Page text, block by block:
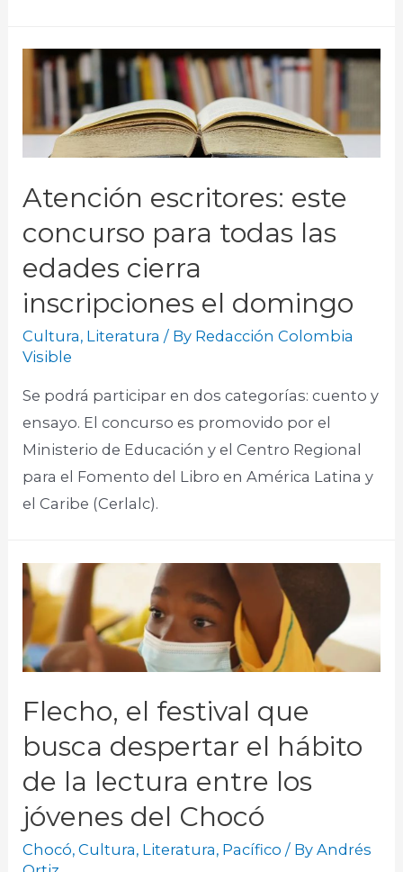
Atención escritores: este
concurso para todas las
edades cierra
inscripciones el domingo
Cultura, Literatura / By Redacción Colombia
Visible
Se podrá participar en dos categorías: cuento y
ensayo. El concurso es promovido por el
Ministerio de Educación y el Centro Regional
para el Fomento del Libro en América Latina y
el Caribe (Cerlalc).
Flecho, el festival que
busca despertar el hábito
de la lectura entre los
jóvenes del Chocó
Chocó,Cultura, Literatura, Pacífico / ByAndrés